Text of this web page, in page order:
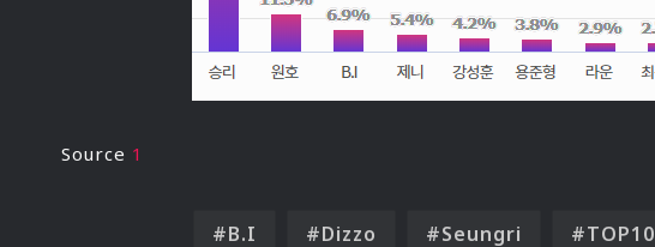
Source 1
B.I Dizzo Seungri TOP10